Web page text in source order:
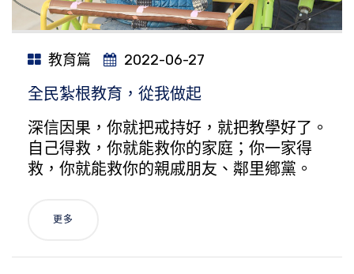
教育篇 2022-06-27
全民紮根教育，從我做起
深信因果，你就把戒持好，就把教學好了。
自己得救，你就能救你的家庭；你一家得
救，你就能救你的親戚朋友、鄰里鄕黨。
更多